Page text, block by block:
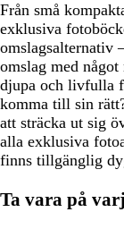
Från små
exklusiva
omslagsalternativ
omslag med
djupa och livfulla
komma till sin
att sträcka ut sig
alla exklusiva
finns tillgänglig
Ta vara på